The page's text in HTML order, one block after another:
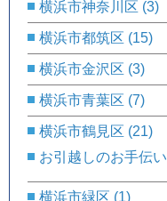
横浜市神奈川区 (3)
横浜市都筑区 (15)
横浜市金沢区 (3)
横浜市青葉区 (7)
横浜市鶴見区 (21)
お引越しのお手伝い
横浜市緑区 (1)